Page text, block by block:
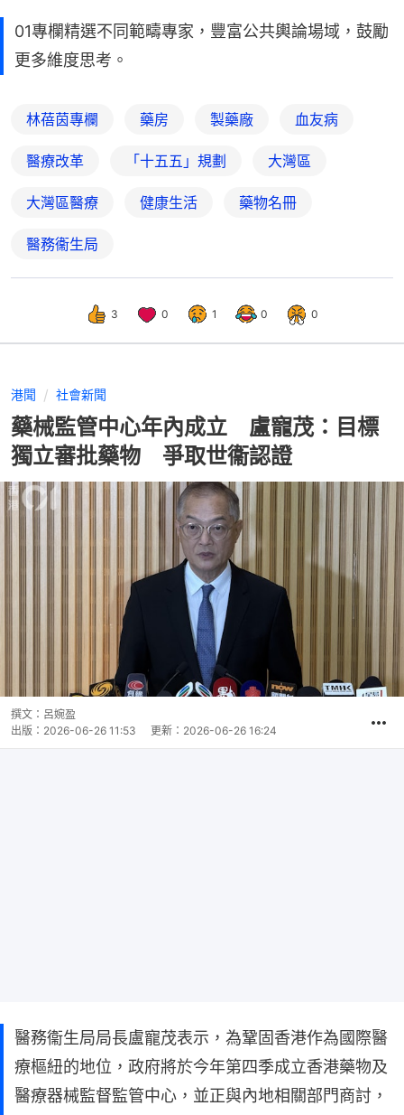
01專欄精選不同範疇專家，豐富公共輿論場域，鼓勵
更多維度思考。
林蓓茵專欄 藥房 製藥廠 血友病
醫療改革 「十五五」規劃 大灣區
大灣區醫療 健康生活 藥物名冊
醫務衞生局
3 0 1 0 0
港聞 社會新聞
藥械監管中心年內成立 盧寵茂：目標
獨立審批藥物 爭取世衞認證
撰文： 呂婉盈
出版： 2026-06-26 11:53 更新： 2026-06-26 16:24
醫務衞生局局長盧寵茂表示，為鞏固香港作為國際醫
療樞紐的地位，政府將於今年第四季成立香港藥物及
醫療器械監督監管中心，並正與內地相關部門商討，